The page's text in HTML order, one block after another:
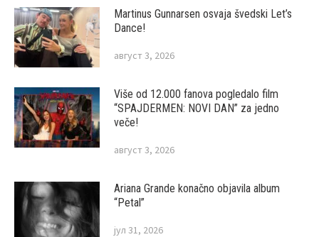
Martinus Gunnarsen osvaja švedski Let’s
Dance!
август 3, 2026
Više od 12.000 fanova pogledalo film
“SPAJDERMEN: NOVI DAN” za jedno
veče!
август 3, 2026
Ariana Grande konačno objavila album
“Petal”
јул 31, 2026